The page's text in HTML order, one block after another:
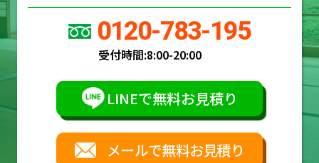
0120-783-195
受付時間:8:00-20:00
LINEで無料お見積り
メールで無料お見積り